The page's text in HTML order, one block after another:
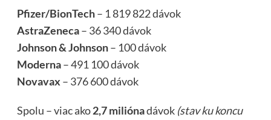
Pfizer/BionTech– 1 819 822 dávok
AstraZeneca– 36 340 dávok
Johnson & Johnson– 100 dávok
Moderna– 491 100 dávok
Novavax – 376 600 dávok
Spolu – viac ako2,7 miliónadávok (stav ku koncu